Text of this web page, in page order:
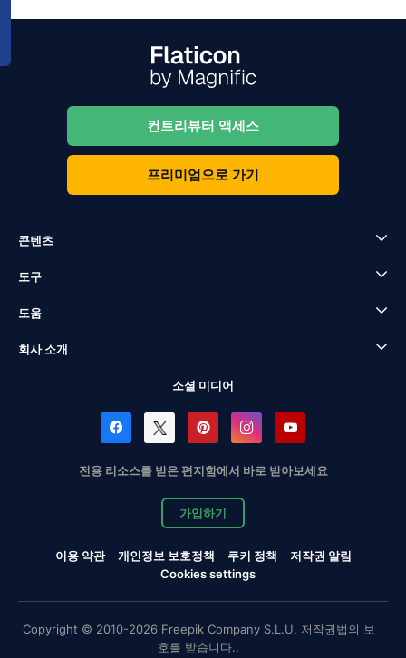
컨트리뷰터 액세스
프리미엄으로 가기
콘텐츠
도구
도움
회사 소개
소셜 미디어
전용 리소스를 받은 편지함에서 바로 받아보세요
가입하기
이용 약관 개인정보 보호정책 쿠키 정책
저작권 알림
Cookies settings
Copyright © 2010-2026 Freepik Company S.L.U. 저작권법의 보
호를 받습니다..